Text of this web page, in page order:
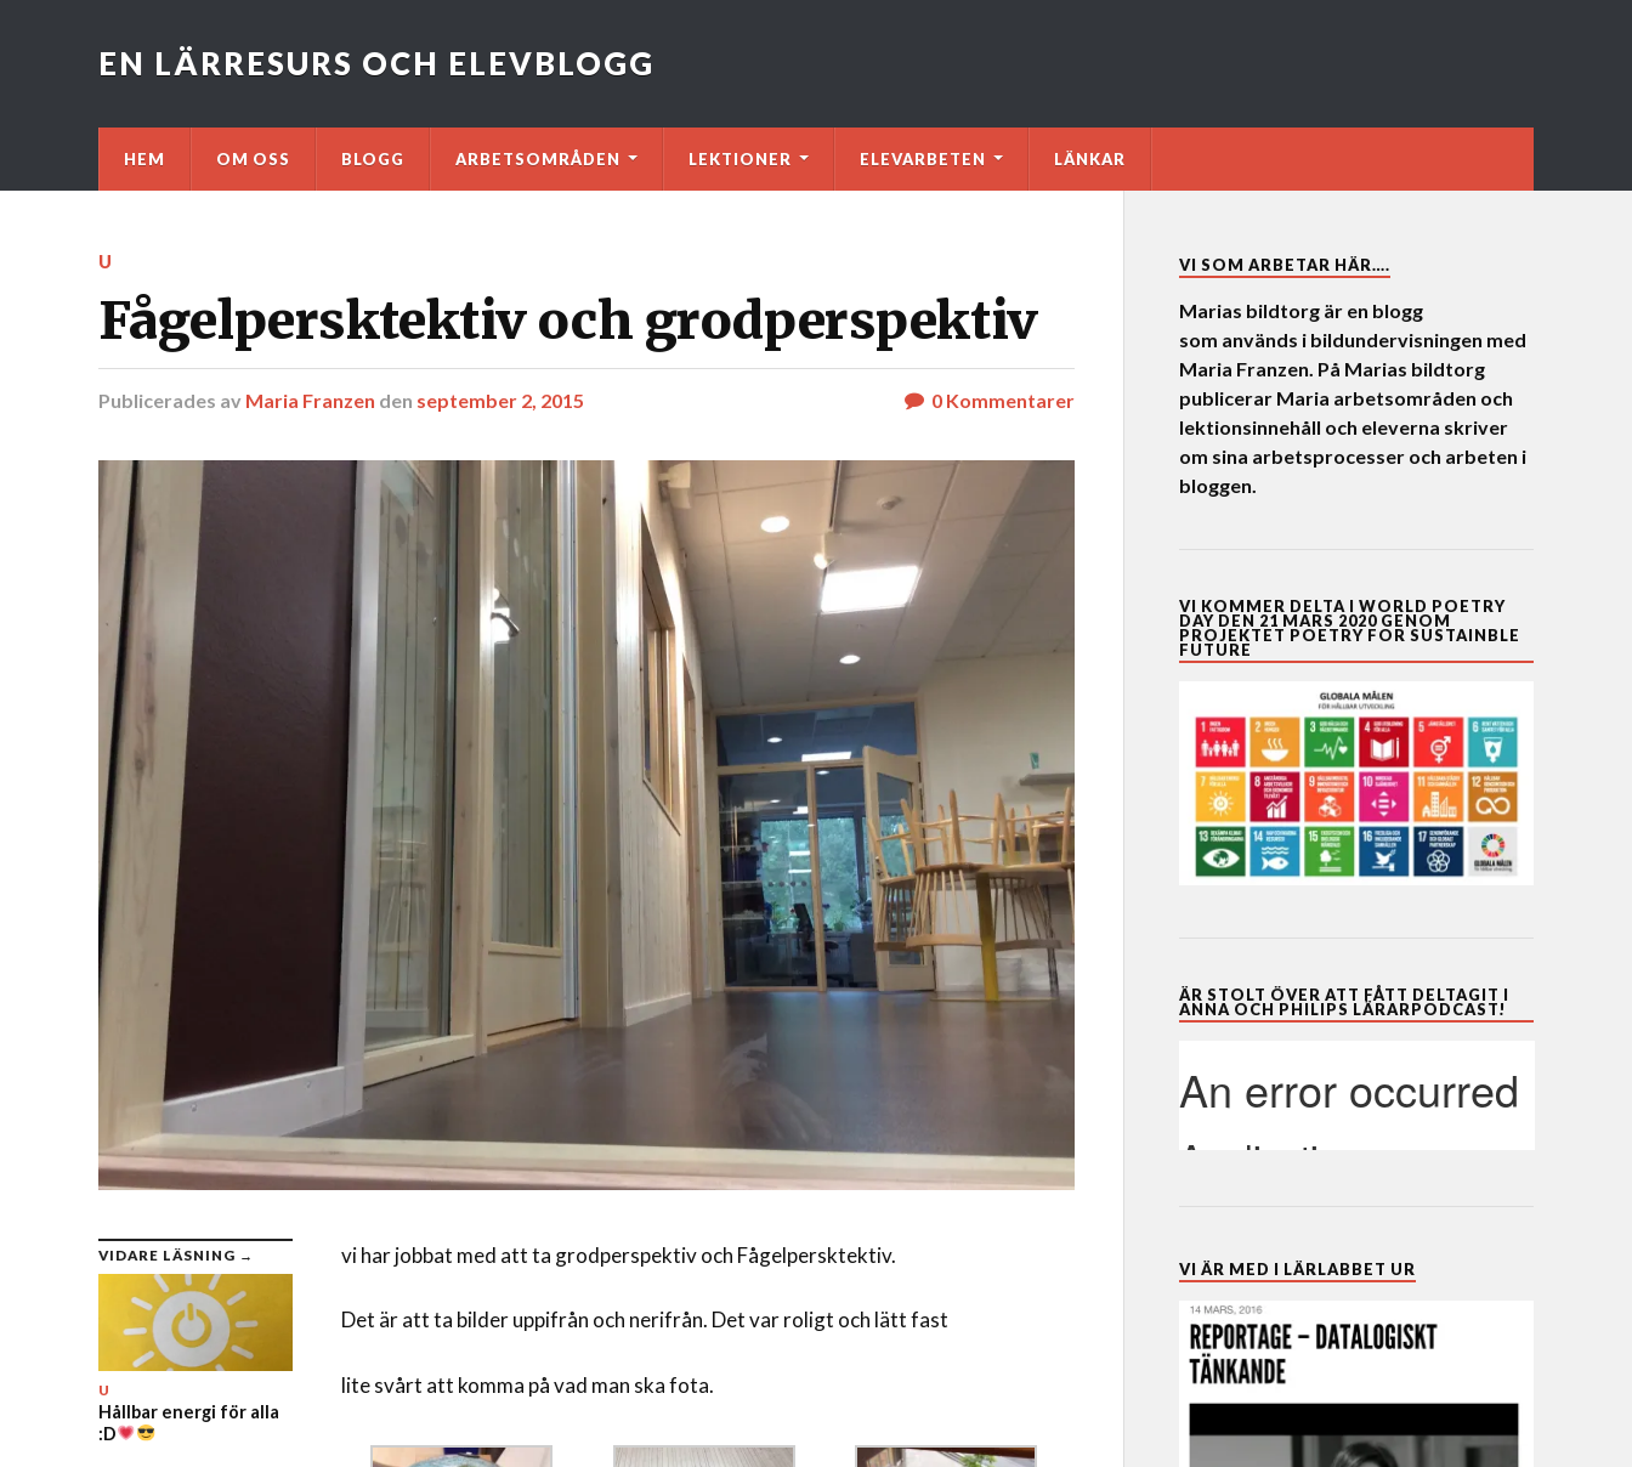
EN LÄRRESURS OCH ELEVBLOGG
HEM OM OSS BLOGG ARBETSOMRÅDEN LEKTIONER ELEVARBETEN LÄNKAR
U
Fågelpersktektiv och grodperspektiv
Publicerades av Maria Franzen den september 2, 2015 0Kommentarer
VIDARE LÄSNING →
U
Hållbar energi för alla
:D
vi har jobbat med att ta grodperspektiv och Fågelpersktektiv.
Det är att ta bilder uppifrån och nerifrån. Det var roligt och lätt fast
lite svårt att komma på vad man ska fota.
VI SOM ARBETAR HÄR….
Marias bildtorg är en blogg
som används i bildundervisningen med
Maria Franzen. På Marias bildtorg
publicerar Maria arbetsområden och
lektionsinnehåll och eleverna skriver
om sina arbetsprocesser och arbeten i
bloggen.
VI KOMMER DELTA I WORLD POETRY
DAY DEN 21 MARS 2020 GENOM
PROJEKTET POETRY FOR SUSTAINBLE
FUTURE
ÄR STOLT ÖVER ATT FÅTT DELTAGIT I
ANNA OCH PHILIPS LÄRARPODCAST!
VI ÄR MED I LÄRLABBET UR